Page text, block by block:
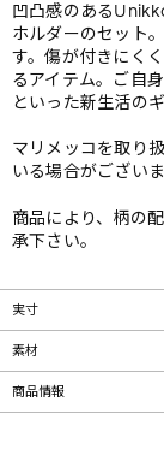
凹凸感のある
ホルダーのセット
す。傷が付きにく
るアイテム。ご自
といった新生活の
マリメッコを取り
いる場合がございま
商品により、柄の
承下さい。
実寸
素材
商品情報